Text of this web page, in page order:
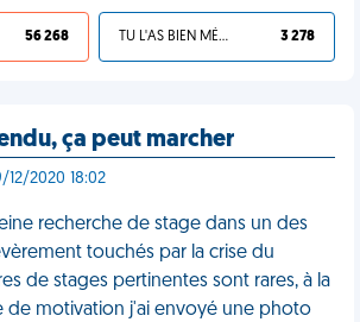
56 268 TU L'AS BIEN MÉRITÉ 3 278
ça peut marcher
12/2020 18:02
recherche de stage dans un des
touchés par la crise du
de stages pertinentes sont rares, à la
de motivation j'ai envoyé une photo